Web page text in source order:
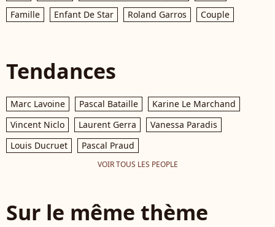
Famille
Enfant De Star Roland Garros Couple
Tendances
Marc Lavoine Pascal Bataille
Karine Le Marchand
Vincent Niclo
Laurent Gerra
Vanessa Paradis
Louis Ducruet
Pascal Praud
VOIR TOUS LES PEOPLE
Sur le même thème